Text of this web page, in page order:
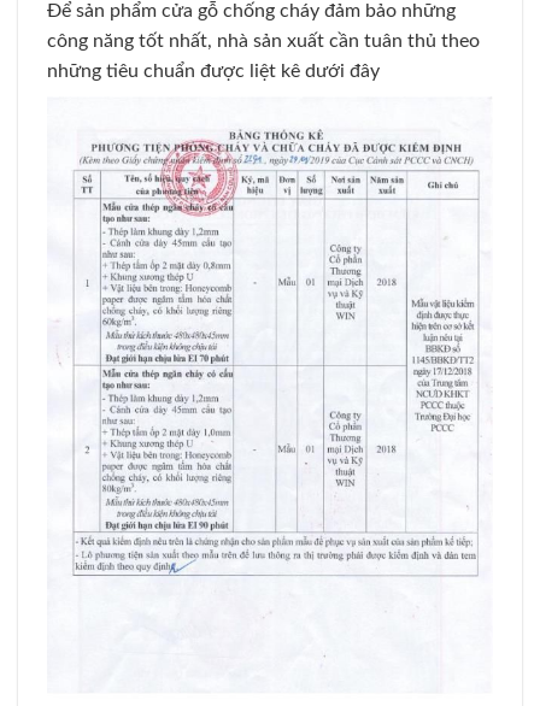
Để sản phẩm cửa gỗ chống cháy đảm bảo những
công năng tốt nhất, nhà sản xuất cần tuân thủ theo
những tiêu chuẩn được liệt kê dưới đây